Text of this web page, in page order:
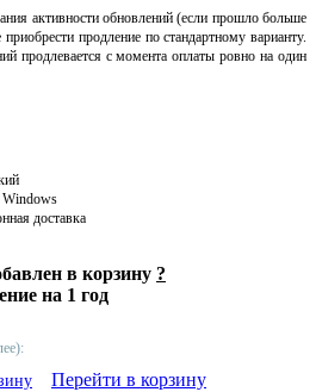
активности обновлений (если прошло больше
продление по стандартному варианту.
продлевается с момента оплаты ровно на один
Windows
доставка
в корзину ?
на 1 год
Перейти в корзину